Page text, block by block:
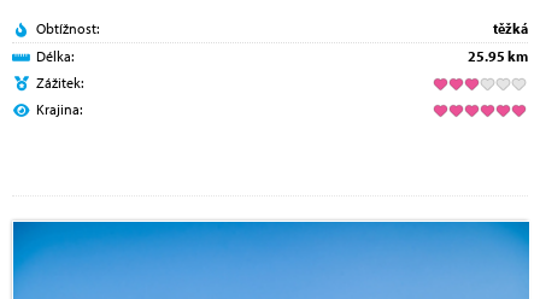
Obtížnost:
těžká
Délka:
25.95 km
Zážitek:
Krajina: